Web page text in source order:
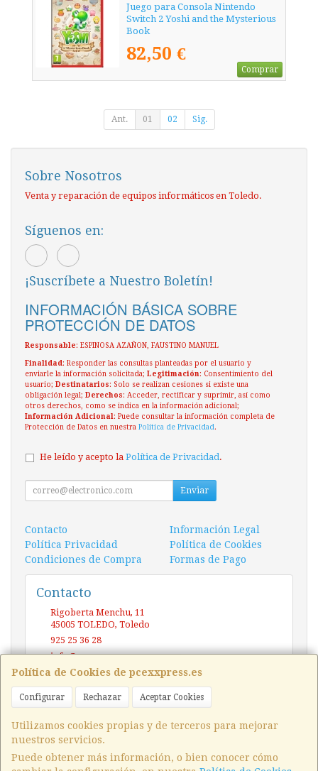
Juego para Consola Nintendo
Switch 2 Yoshi and the Mysterious
Book
82,50 €
Comprar
Ant. 01 02 Sig.
Política de Cookies de pcexxpress.es
Configurar Rechazar Aceptar Cookies
Utilizamos cookies propias y de terceros para mejorar
nuestros servicios.
Puede obtener más información, o bien conocer cómo
Sobre Nosotros
Venta y reparación de equipos informáticos en Toledo.
Síguenos en:
¡Suscríbete a Nuestro Boletín!
INFORMACIÓN BÁSICA SOBRE
PROTECCIÓN DE DATOS
Responsable: ESPINOSA AZAÑON, FAUSTINO MANUEL
Finalidad: Responder las consultas planteadas por el usuario y
enviarle la información solicitada; Legitimación: Consentimiento del
usuario; Destinatarios: Solo se realizan cesiones si existe una
obligación legal; Derechos: Acceder, rectificar y suprimir, así como
otros derechos, como se indica en la información adicional;
Información Adicional: Puede consultar la información completa de
Protección de Datos en nuestra Política de Privacidad.
He leído y acepto la Política de Privacidad.
Enviar
Contacto
Información Legal
Política Privacidad
Política de Cookies
Condiciones de Compra
Formas de Pago
Contacto
Rigoberta Menchu, 11
45005 TOLEDO, Toledo
925 25 36 28
info@pcexxpress.es
Horario
10 - 14 / 17 - 20 Sábado / Domingo (CERRADO)